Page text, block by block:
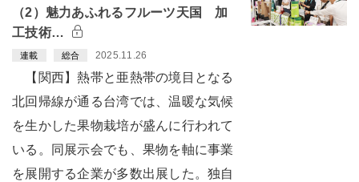
（2）魅力あふれるフルーツ天国 加
工技術…
連載 総合 2025.11.26
【関西】熱帯と亜熱帯の境目となる
北回帰線が通る台湾では、温暖な気候
を生かした果物栽培が盛んに行われて
いる。同展示会でも、果物を軸に事業
を展開する企業が多数出展した。独自